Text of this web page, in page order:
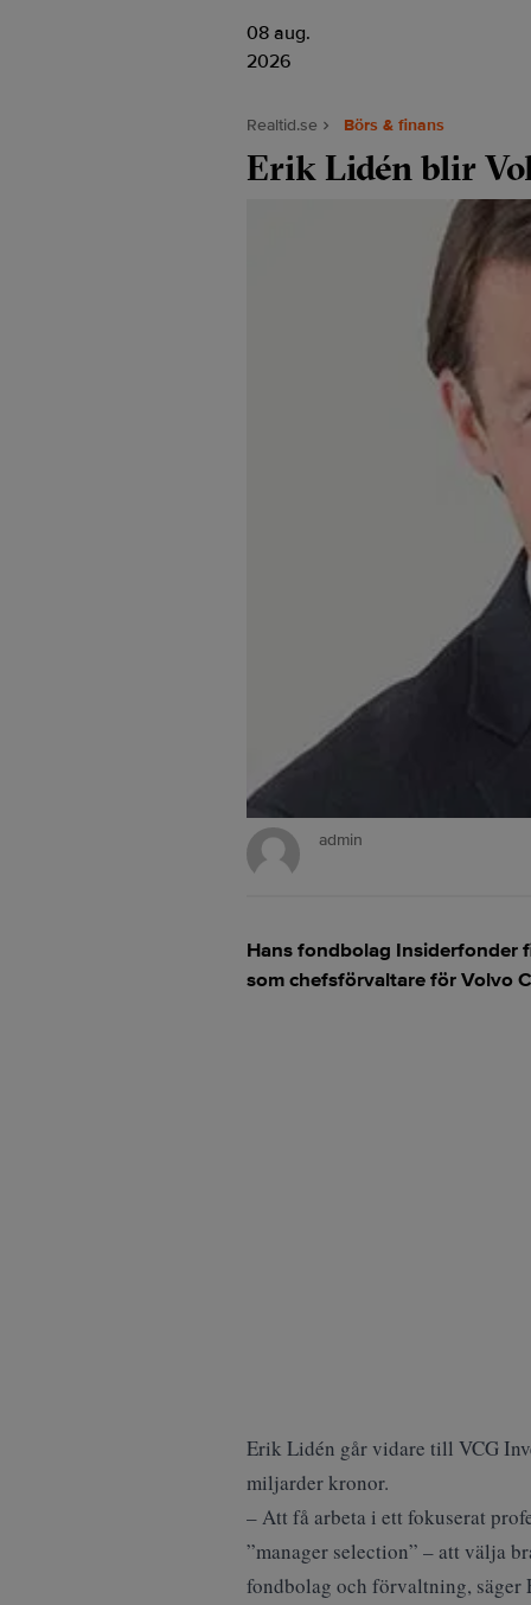
08 aug.
2026
Realtid.se Börs & finans
Erik Lidén blir
admin
Hans fondbolag Insiderfonder
som chefsförvaltare för Volvo
Erik Lidén går vidare till VCG
miljarder kronor.
– Att få arbeta i ett fokuserat
”manager selection” – att välja
fondbolag och förvaltning, säger